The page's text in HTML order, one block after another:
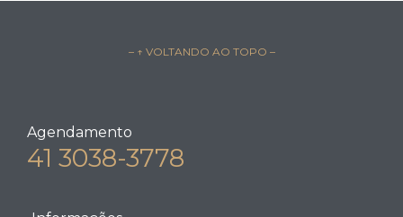
– ↑ VOLTANDO AO TOPO –
Agendamento
41 3038-3778